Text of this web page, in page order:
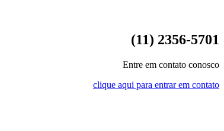
(11) 2356-5701
Entre em contato conosco
clique aqui para entrar em contato